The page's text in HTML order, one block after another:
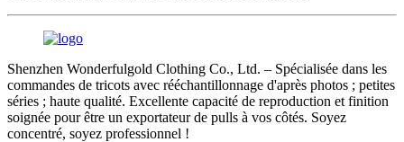
Shenzhen Wonderfulgold Clothing Co., Ltd. – Spécialisée dans les
commandes de tricots avec rééchantillonnage d'après photos ; petites
séries ; haute qualité. Excellente capacité de reproduction et finition
soignée pour être un exportateur de pulls à vos côtés. Soyez
concentré, soyez professionnel !